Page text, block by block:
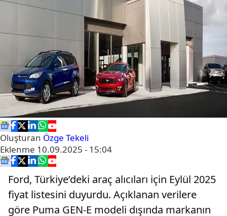
Oluşturan Özge Tekeli
Eklenme 10.09.2025 - 15:04
Ford, Türkiye’deki araç alıcıları için Eylül 2025
fiyat listesini duyurdu. Açıklanan verilere
göre Puma GEN-E modeli dışında markanın